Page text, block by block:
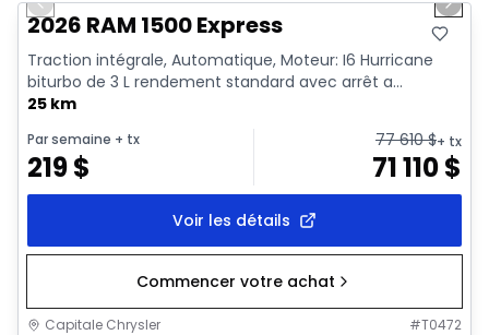
Previous slide Next
2026 RAM 1500 Express
Traction intégrale, Automatique, Moteur: I6 Hurricane
biturbo de 3 L rendement standard avec arrêt a...
25 km
Par semaine + tx
219$
77 610$+ tx
71 110$
Voir les détails
Commencer votre achat
Capitale Chrysler #T0472